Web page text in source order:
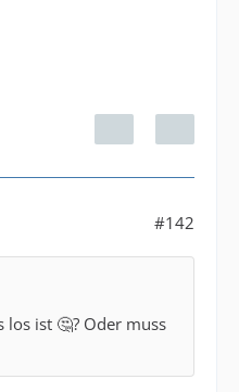
#142
los ist 🤔? Oder muss